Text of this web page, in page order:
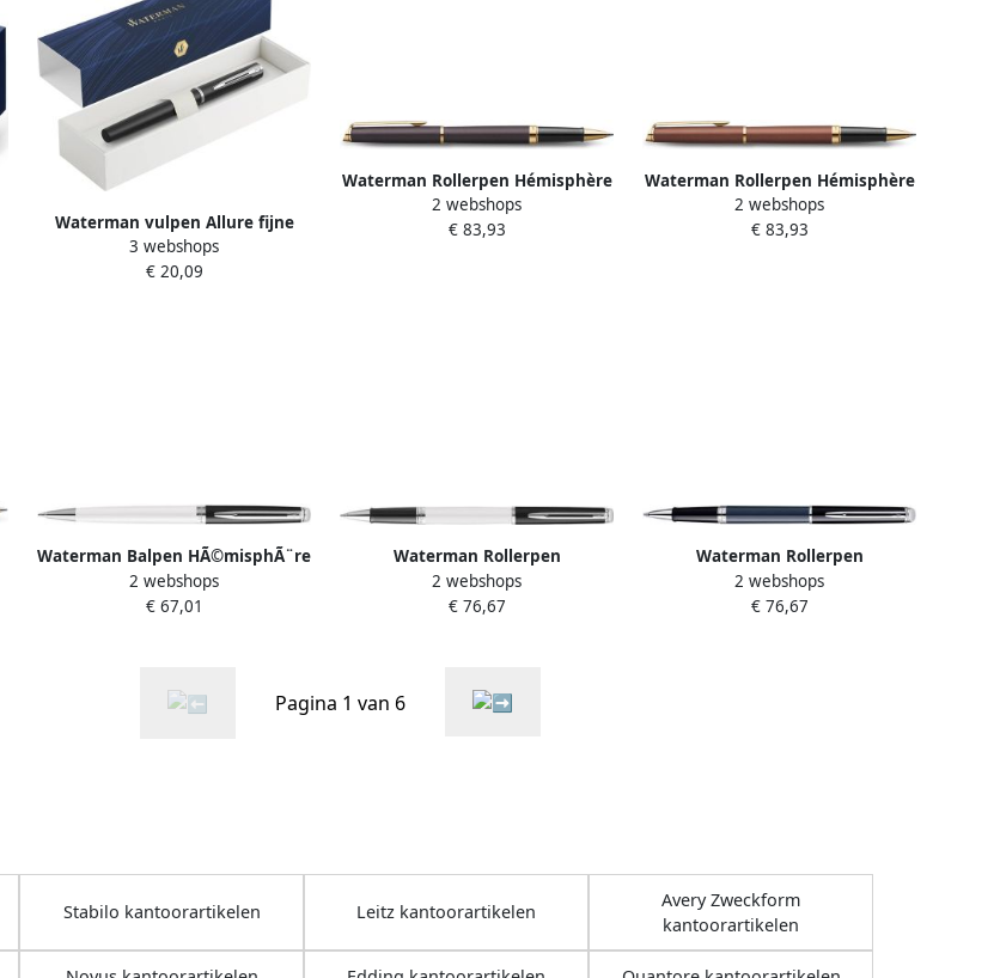
Waterman vulpen Allure fijne
punt giftbox zwart
3 webshops
€ 20,09
Waterman Rollerpen Hémisphère
Fashion Colors metallic black GT
fijn
2 webshops
€ 83,93
Waterman Rollerpen Hémisphère
Fashion Colors metallic copper GT
fijn
2 webshops
€ 83,93
Waterman Balpen HÃ©misphÃ¨re
Colour Blocking black en white
CT medium
2 webshops
€ 67,01
Waterman Rollerpen
HÃ©misphÃ¨re Colour Blocking
black en white CT fijn
2 webshops
€ 76,67
Waterman Rollerpen
HÃ©misphÃ¨re Colour Blocking
black en blue CT fijn
2 webshops
€ 76,67
Pagina 1 van 6
Stabilo kantoorartikelen Leitz kantoorartikelen
Avery Zweckform
kantoorartikelen